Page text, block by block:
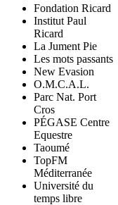
Fondation Ricard
Institut Paul
Ricard
La Jument Pie
Les mots passants
New Evasion
O.M.C.A.L.
Parc Nat. Port
Cros
PÉGASE Centre
Equestre
Taoumé
TopFM
Méditerranée
Université du
temps libre